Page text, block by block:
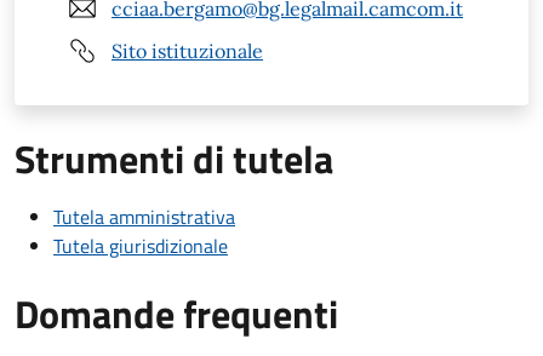
cciaa.bergamo@bg.legalmail.camcom.it
Sito istituzionale
Strumenti di tutela
Tutela amministrativa
Tutela giurisdizionale
Domande frequenti